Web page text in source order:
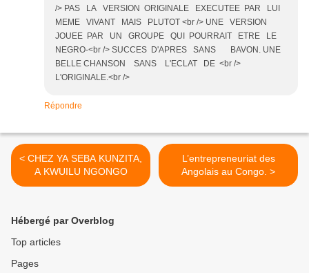
/> PAS LA VERSION ORIGINALE EXECUTEE PAR LUI
MEME VIVANT MAIS PLUTOT <br /> UNE VERSION
JOUEE PAR UN GROUPE QUI POURRAIT ETRE LE
NEGRO-<br /> SUCCES D'APRES SANS BAVON. UNE
BELLE CHANSON SANS L'ECLAT DE <br />
L'ORIGINALE.<br />
Répondre
< CHEZ YA SEBA KUNZITA,
A KWUILU NGONGO
L’entrepreneuriat des
Angolais au Congo. >
Hébergé par Overblog
Top articles
Pages